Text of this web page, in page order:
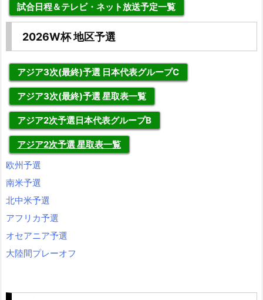
試合日程＆テレビ・ネット放送予定一覧
2026W杯 地区予選
アジア3次(最終)予選 日本代表グループC
アジア3次(最終)予選 星取表一覧
アジア2次予選日本代表グループB
アジア2次予選 星取表一覧
欧州予選
南米予選
北中米予選
アフリカ予選
オセアニア予選
大陸間プレーオフ